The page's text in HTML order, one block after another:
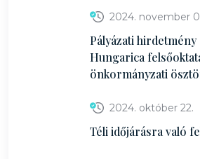
2024. november
Pályázati hirdetmény
Hungarica
önkormányzati
2024. október 22.
Téli időjárásra való